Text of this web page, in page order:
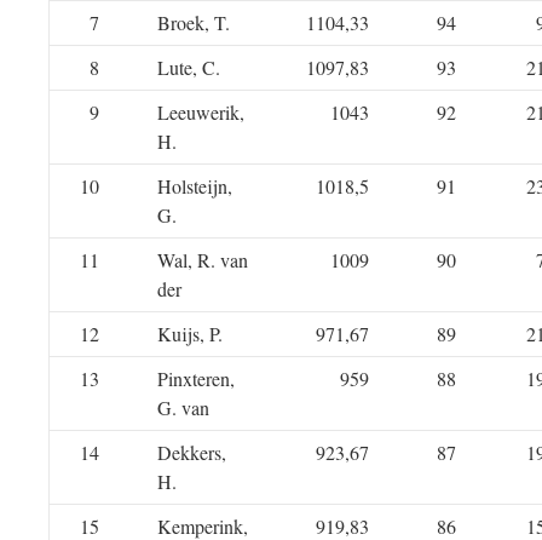
7
Broek, T. 1104,33 94
8
Lute, C. 1097,83 93
9
Leeuwerik,
H.
1043 92
10
Holsteijn,
G.
1018,5 91
11
Wal, R. van
der
1009 90
12 Kuijs, P. 971,67 89
13
Pinxteren,
G. van
959 88
14
Dekkers,
H.
923,67 87
15
Kemperink,
919,83 86